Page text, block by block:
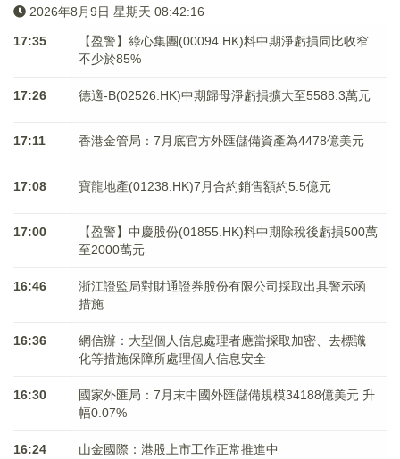
2026年8月9日 星期天 08:42:16
17:35
【盈警】綠心集團(00094.HK)料中期淨虧損同比收窄
不少於85%
17:26 德適-B(02526.HK)中期歸母淨虧損擴大至5588.3萬元
17:11 香港金管局：7月底官方外匯儲備資產為4478億美元
17:08 寶龍地產(01238.HK)7月合約銷售額約5.5億元
17:00
【盈警】中慶股份(01855.HK)料中期除稅後虧損500萬
至2000萬元
16:46
浙江證監局對財通證券股份有限公司採取出具警示函
措施
16:36
網信辦：大型個人信息處理者應當採取加密、去標識
化等措施保障所處理個人信息安全
16:30
國家外匯局：7月末中國外匯儲備規模34188億美元 升
幅0.07%
16:24 山金國際：港股上市工作正常推進中